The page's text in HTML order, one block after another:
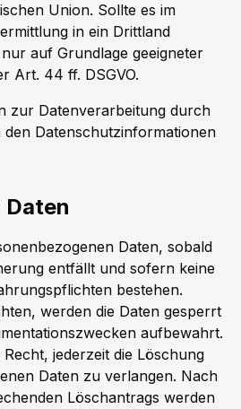
Union. Sollte es im
in ein Drittland
auf Grundlage geeigneter
Art. 44 ff. DSGVO.
zur Datenverarbeitung durch
den Datenschutzinformationen
Daten
Daten, sobald
entfällt und sofern keine
bestehen.
werden die Daten gesperrt
aufbewahrt.
jederzeit die Löschung
Daten zu verlangen. Nach
Löschantrags werden